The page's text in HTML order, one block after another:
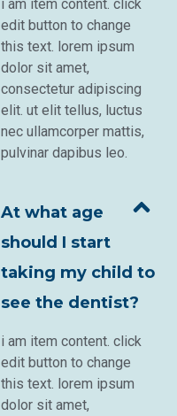
i am item content. click
edit button to change
this text. lorem ipsum
dolor sit amet,
consectetur adipiscing
elit. ut elit tellus, luctus
nec ullamcorper mattis,
pulvinar dapibus leo.
At what age
should I start
taking my child to
see the dentist?
i am item content. click
edit button to change
this text. lorem ipsum
dolor sit amet,